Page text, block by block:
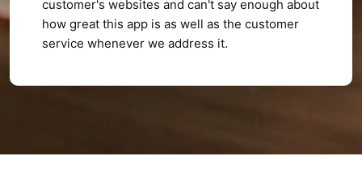
customer's websites and can't say enough about
how great this app is as well as the customer
service whenever we address it.